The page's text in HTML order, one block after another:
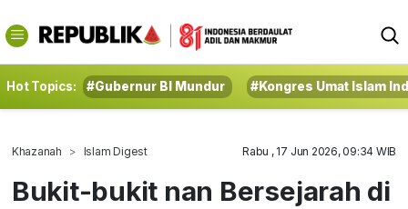
Hot Topics: #Gubernur BI Mundur #Kongres Umat Islam
Khazanah Islam Digest Rabu , 17 Jun 2026, 09:34 WIB
Bukit-bukit nan Bersejarah di